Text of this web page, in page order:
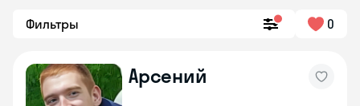
Фильтры 0
Арсений